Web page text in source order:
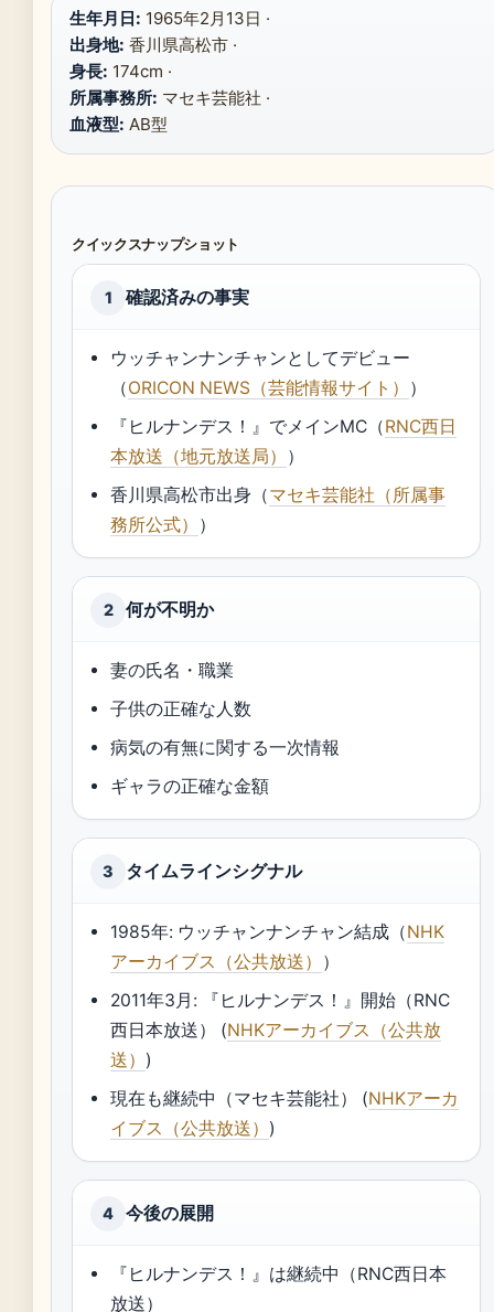
生年月日: 1965年2月13日 ·
出身地: 香川県高松市 ·
身長: 174cm ·
所属事務所: マセキ芸能社 ·
血液型: AB型
クイックスナップショット
1 確認済みの事実
ウッチャンナンチャンとしてデビュー
（ORICON NEWS（芸能情報サイト） ）
『ヒルナンデス！』でメインMC（RNC西日
本放送（地元放送局） ）
香川県高松市出身（マセキ芸能社（所属事
務所公式） ）
2 何が不明か
妻の氏名・職業
子供の正確な人数
病気の有無に関する一次情報
ギャラの正確な金額
3 タイムラインシグナル
1985年: ウッチャンナンチャン結成（NHK
アーカイブス（公共放送） ）
2011年3月: 『ヒルナンデス！』開始（RNC
西日本放送） (NHKアーカイブス（公共放
送） )
現在も継続中（マセキ芸能社） (NHKアーカ
イブス（公共放送） )
4 今後の展開
『ヒルナンデス！』は継続中（RNC西日本
放送）